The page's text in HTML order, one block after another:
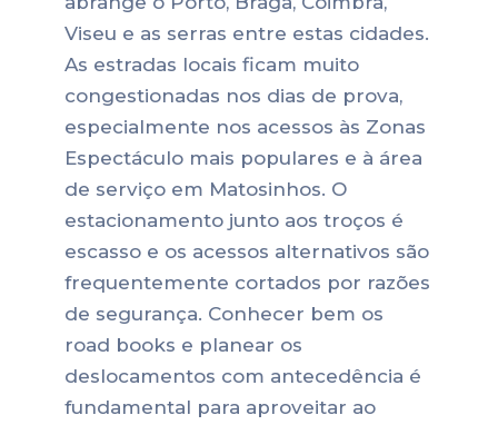
Viseu e as serras entre estas cidades.
As estradas locais ficam muito
congestionadas nos dias de prova,
especialmente nos acessos às Zonas
Espectáculo mais populares e à área
de serviço em Matosinhos. O
estacionamento junto aos troços é
escasso e os acessos alternativos são
frequentemente cortados por razões
de segurança. Conhecer bem os
road books e planear os
deslocamentos com antecedência é
fundamental para aproveitar ao